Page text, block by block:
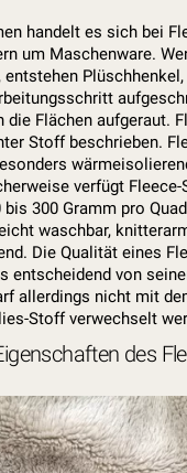
handelt es sich bei
um Maschenware.
entstehen
die Flächen aufgeraut.
Stoff beschrieben.
verfügt
bis 300 Gramm pro
waschbar,
Die Qualität eines
entscheidend von
allerdings nicht mit
Stoff verwechselt
des